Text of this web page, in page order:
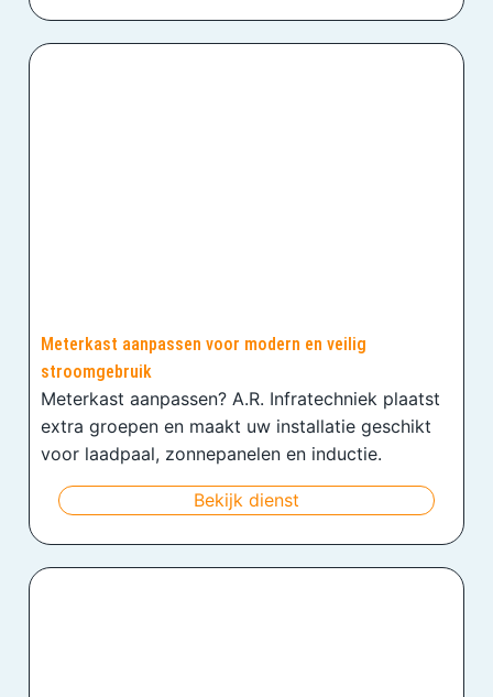
Meterkast aanpassen voor modern en veilig
stroomgebruik
Meterkast aanpassen? A.R. Infratechniek plaatst
extra groepen en maakt uw installatie geschikt
voor laadpaal, zonnepanelen en inductie.
Bekijk dienst